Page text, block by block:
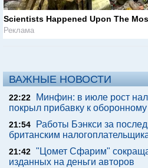
Scientists Happened Upon The
Реклама
ВАЖНЫЕ НОВОСТИ
22:22
Минфин: в июле рост
покрыл прибавку к
21:54
Работы Бэнкси за
британским
21:42 "Цомет Сфарим"
изданных на деньги авторов